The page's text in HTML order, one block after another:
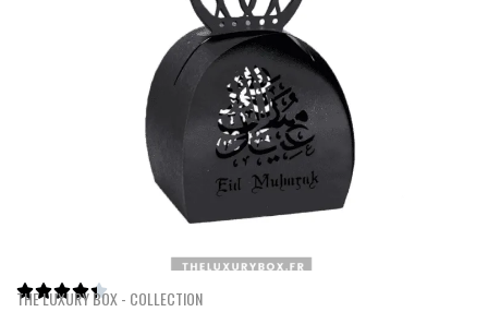

THE LUXURY BOX - COLLECTION